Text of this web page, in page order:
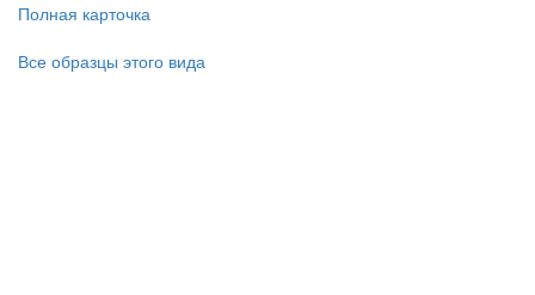
Полная карточка
Все образцы этого вида